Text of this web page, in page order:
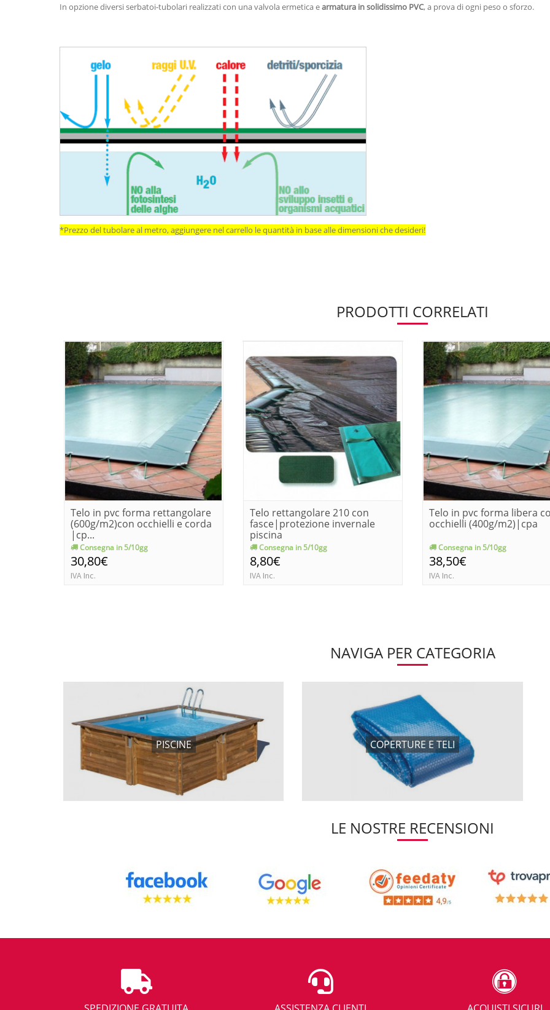
In opzione diversi serbatoi-tubolari realizzati con una valvola ermetica earmatura in solidissimo PVC, a prova di ogni peso o sforzo.
*Prezzo del tubolare al metro, aggiungere nel carrello le quantità in base alle dimensioni che desideri!
PRODOTTI CORRELATI
Telo in pvc forma rettangolare
(600g/m2)con occhielli e corda
|cp...
Consegna in 5/10gg
30,80€
IVA Inc.
Telo rettangolare 210 con
fasce|protezione invernale
piscina
Consegna in 5/10gg
8,80€
IVA Inc.
Telo in pvc forma libera
occhielli (400g/m2)|cpa
Consegna in 5/10gg
38,50€
IVA Inc.
NAVIGA PER CATEGORIA
PISCINE COPERTURE E TELI
LE NOSTRE RECENSIONI